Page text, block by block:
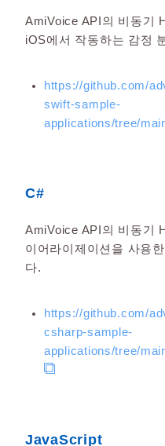
AmiVoice API의 비동기
iOS에서 작동하는 감정
https://github.com/
swift-sample-
applications/tree/
C#
AmiVoice API의 비동기
이어라이제이션을 사용
다.
https://github.com/
csharp-sample-
applications/tree/
JavaScript